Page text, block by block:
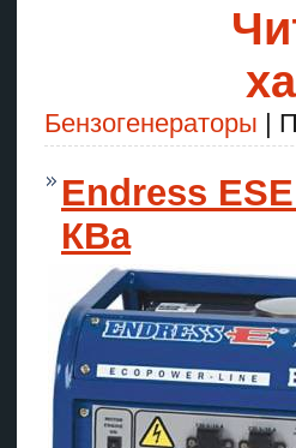
Бензогенераторы |
Endress
КВа